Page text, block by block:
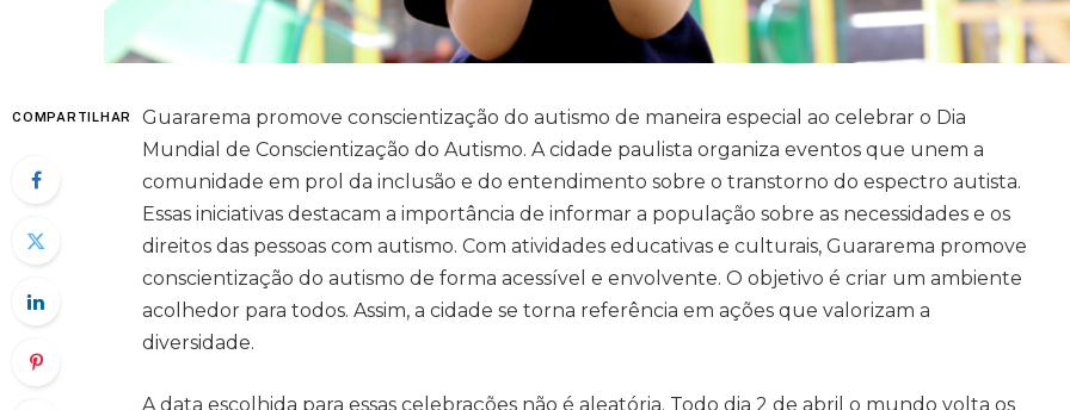
COMPARTILHAR
Guararema promove conscientização do autismo de maneira especial ao celebrar o Dia
Mundial de Conscientização do Autismo. A cidade paulista organiza eventos que unem a
comunidade em prol da inclusão e do entendimento sobre o transtorno do espectro autista.
Essas iniciativas destacam a importância de informar a população sobre as necessidades e os
direitos das pessoas com autismo. Com atividades educativas e culturais, Guararema promove
conscientização do autismo de forma acessível e envolvente. O objetivo é criar um ambiente
acolhedor para todos. Assim, a cidade se torna referência em ações que valorizam a
diversidade.
A data escolhida para essas celebrações não é aleatória. Todo dia 2 de abril o mundo volta os